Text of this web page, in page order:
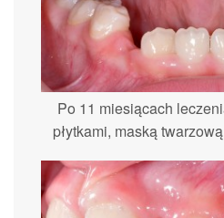
Po 11 miesiącach
płytkami, maską